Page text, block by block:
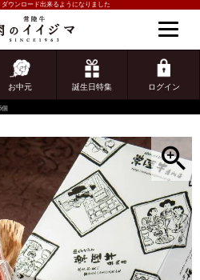
ウンロード出来るようになりました
お中元 誕生日特集 ログイン
様こんにちは
ログイン
個